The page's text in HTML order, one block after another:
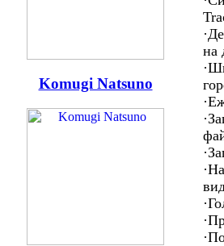
Komugi Natsuno
на